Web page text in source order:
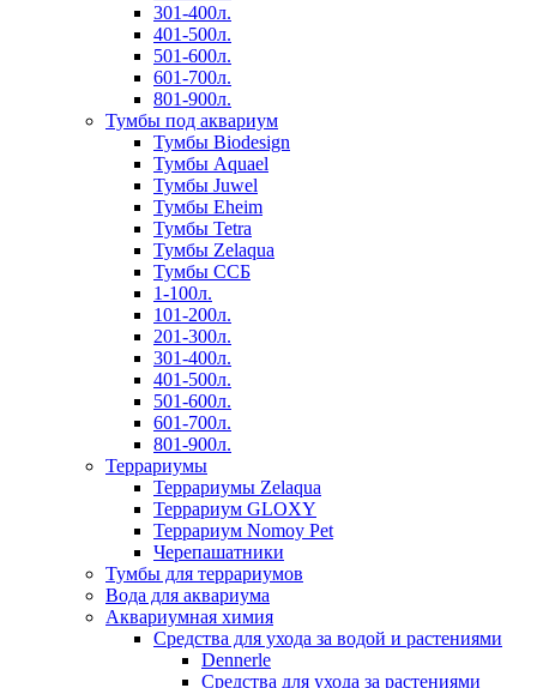
301-400л.
401-500л.
501-600л.
601-700л.
801-900л.
Тумбы под аквариум
Тумбы Biodesign
Тумбы Aquael
Тумбы Juwel
Тумбы Eheim
Тумбы Tetra
Тумбы Zelaqua
Тумбы ССБ
1-100л.
101-200л.
201-300л.
301-400л.
401-500л.
501-600л.
601-700л.
801-900л.
Террариумы
Террариумы Zelaqua
Террариум GLOXY
Террариум Nomoy Pet
Черепашатники
Тумбы для террариумов
Вода для аквариума
Аквариумная химия
Средства для ухода за водой и растениями
Dennerle
Средства для ухода за растениями